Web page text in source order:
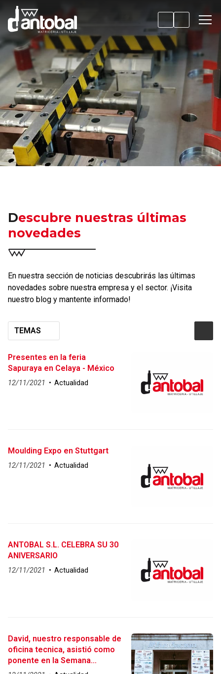
Descubre nuestras últimas
novedades
En nuestra sección de noticias descubrirás las últimas
novedades sobre nuestra empresa y el sector. ¡Visita
nuestro blog y mantente informado!
TEMAS
Presentes en la feria
Sapuraya en Celaya - México
12/11/2021 Actualidad
Moulding Expo en Stuttgart
12/11/2021 Actualidad
ANTOBAL S.L. CELEBRA SU 30
ANIVERSARIO
12/11/2021 Actualidad
David, nuestro responsable de
oficina tecnica, asistió como
ponente en la Semana
Técnica del Colegio Hogar